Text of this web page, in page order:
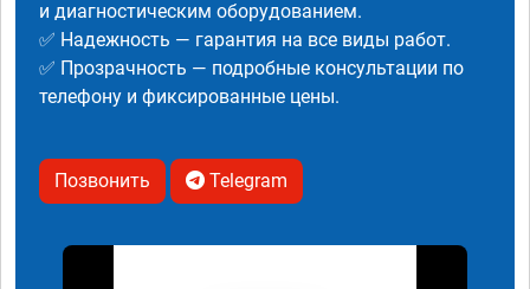
и диагностическим оборудованием.
✅ Надежность — гарантия на все виды работ.
✅ Прозрачность — подробные консультации по
телефону и фиксированные цены.
Позвонить Telegram